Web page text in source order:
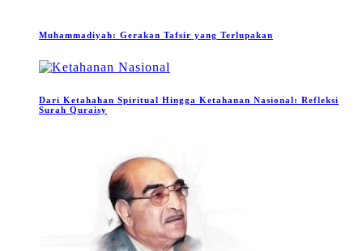
Muhammadiyah: Gerakan Tafsir yang Terlupakan
Dari Ketahahan Spiritual Hingga Ketahanan Nasional: Refleksi
Surah Quraisy